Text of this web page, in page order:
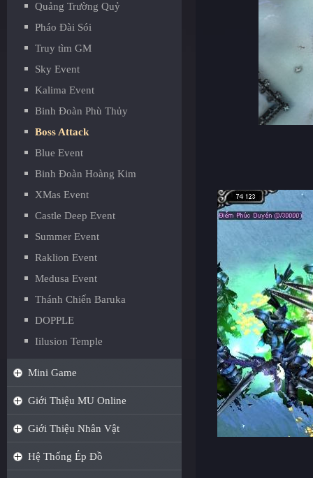
Quảng Trường Quỷ
Pháo Đài Sói
Truy tìm GM
Sky Event
Kalima Event
Binh Đoàn Phù Thủy
Boss Attack
Blue Event
Binh Đoàn Hoàng Kim
XMas Event
Castle Deep Event
Summer Event
Raklion Event
Medusa Event
Thánh Chiến Baruka
DOPPLE
Iilusion Temple
Mini Game
Giới Thiệu MU Online
Giới Thiệu Nhân Vật
Hệ Thống Ép Đồ